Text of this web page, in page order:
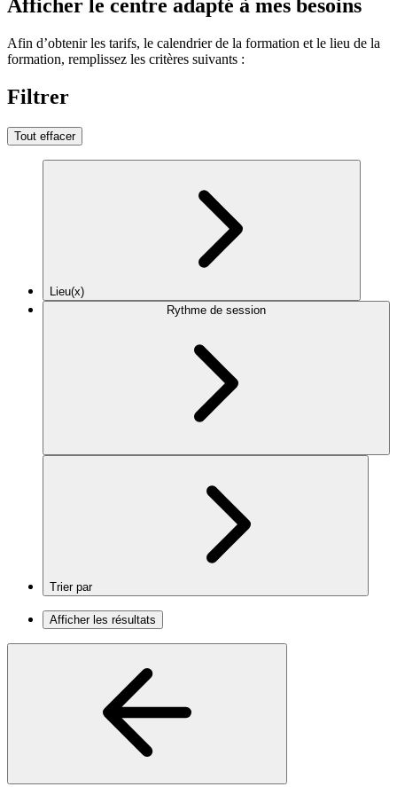
Afficher le centre adapté à mes besoins
Afin d’obtenir les tarifs, le calendrier de la formation et le lieu de la
formation, remplissez les critères suivants :
Filtrer
Tout effacer
Lieu(x)
Rythme de session
Trier par
Afficher les résultats